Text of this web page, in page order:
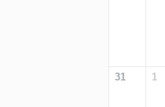
31 1